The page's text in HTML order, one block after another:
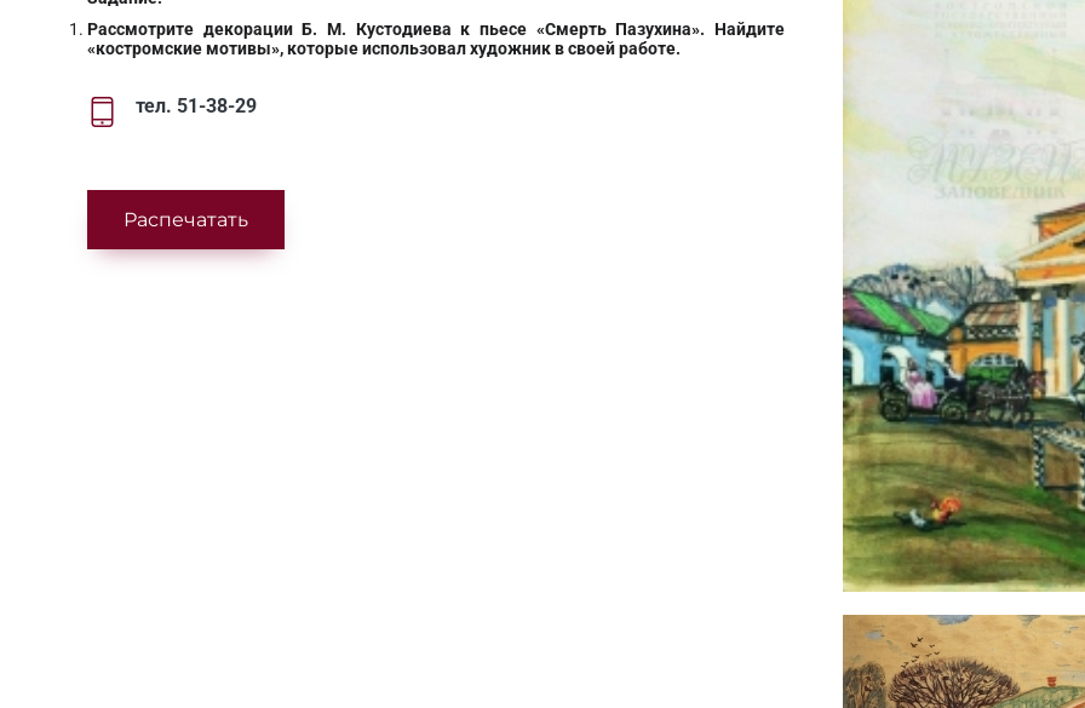
Рассмотрите декорации Б. М. Кустодиева к пьесе «Смерть Пазухина». Найдите
«костромские мотивы», которые использовал художник в своей работе.
тел. 51-38-29
Распечатать